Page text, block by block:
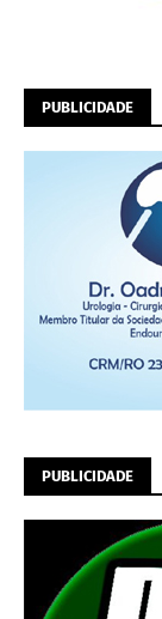
PUBLICIDADE
PUBLICIDADE